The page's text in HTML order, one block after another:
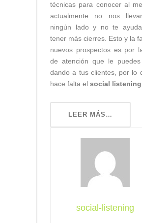
técnicas para conocer al
actualmente no nos
ningún lado y no te
tener más cierres. Esto y la
nuevos prospectos es por
de atención que le
dando a tus clientes, por lo
hace falta el social listening
LEER MÁS…
social-listening